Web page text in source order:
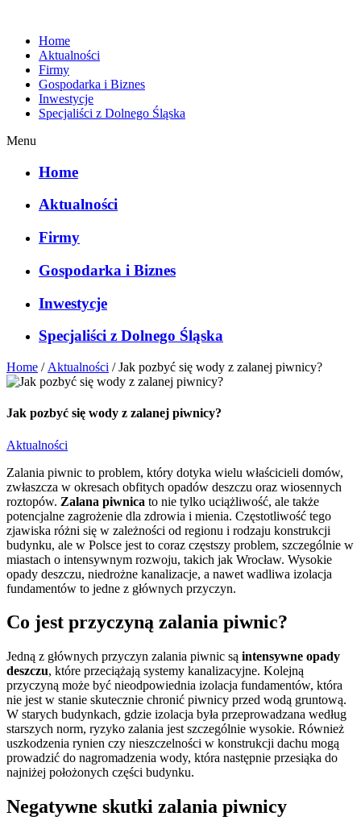
Home
Aktualności
Firmy
Gospodarka i Biznes
Inwestycje
Specjaliści z Dolnego Śląska
Menu
Home
Aktualności
Firmy
Gospodarka i Biznes
Inwestycje
Specjaliści z Dolnego Śląska
Home / Aktualności /Jak pozbyć się wody z zalanej piwnicy?
Jak pozbyć się wody z zalanej piwnicy?
Aktualności
Zalania piwnic to problem, który dotyka wielu właścicieli domów,
zwłaszcza w okresach obfitych opadów deszczu oraz wiosennych
roztopów. Zalana piwnica to nie tylko uciążliwość, ale także
potencjalne zagrożenie dla zdrowia i mienia. Częstotliwość tego
zjawiska różni się w zależności od regionu i rodzaju konstrukcji
budynku, ale w Polsce jest to coraz częstszy problem, szczególnie w
miastach o intensywnym rozwoju, takich jak Wrocław. Wysokie
opady deszczu, niedrożne kanalizacje, a nawet wadliwa izolacja
fundamentów to jedne z głównych przyczyn.
Co jest przyczyną zalania piwnic?
Jedną z głównych przyczyn zalania piwnic są intensywne opady
deszczu, które przeciążają systemy kanalizacyjne. Kolejną
przyczyną może być nieodpowiednia izolacja fundamentów, która
nie jest w stanie skutecznie chronić piwnicy przed wodą gruntową.
W starych budynkach, gdzie izolacja była przeprowadzana według
starszych norm, ryzyko zalania jest szczególnie wysokie. Również
uszkodzenia rynien czy nieszczelności w konstrukcji dachu mogą
prowadzić do nagromadzenia wody, która następnie przesiąka do
najniżej położonych części budynku.
Negatywne skutki zalania piwnicy